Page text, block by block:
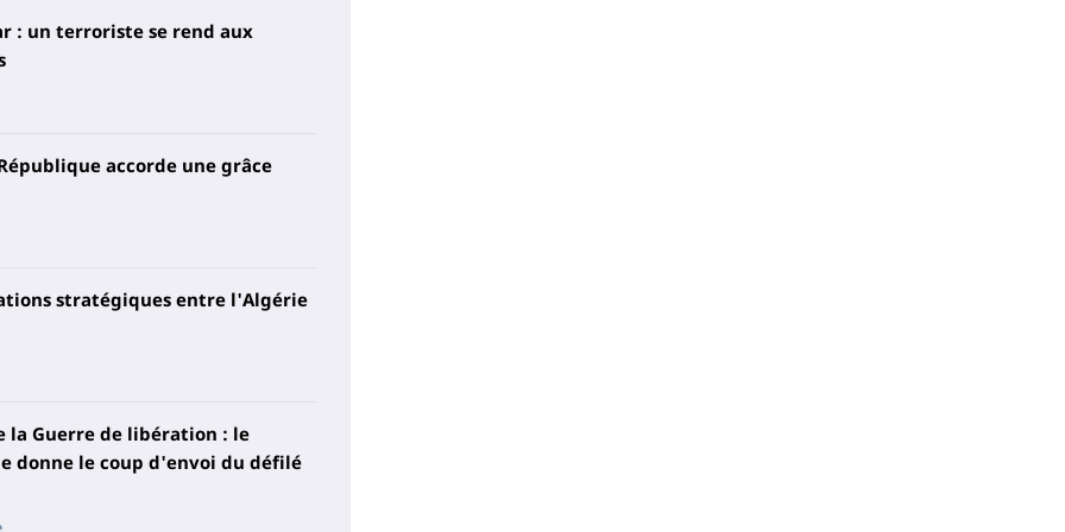
: un terroriste se rend aux
accorde une grâce
stratégiques entre l'Algérie
la Guerre de libération : le
donne le coup d'envoi du défilé